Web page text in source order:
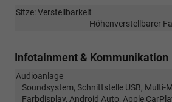
Sitze: Verstellbarkeit
Höhenverstellbarer
Infotainment & Kommunikation
Audioanlage
Soundsystem, Schnittstelle USB, Multi-
Farbdisplay, Android Auto, Apple